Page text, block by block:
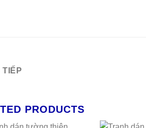
TIẾP
PRODUCTS